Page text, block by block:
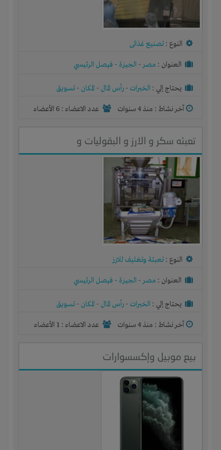
النوع : تصنيع غذائى
العنوان : مصر- الجيزة - فيصل الرئيسي
يحتاج إلي : الخبرات - رأس المال - المكان - تسويق
آخر نشاط : منذ 4 سنوات عدد الاعضاء : 6 الأعضاء
تعبئه سكر و الارز و البقوليات و
النوع : تعبئة وتغليف للارز
العنوان : مصر- الجيزة - فيصل الرئيسي
يحتاج إلي : الخبرات - رأس المال - المكان - تسويق
آخر نشاط : منذ 4 سنوات عدد الاعضاء : 1 الأعضاء
بيع موبيل وإكسسوارات